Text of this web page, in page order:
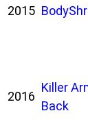
2015
2016
Killer
Back